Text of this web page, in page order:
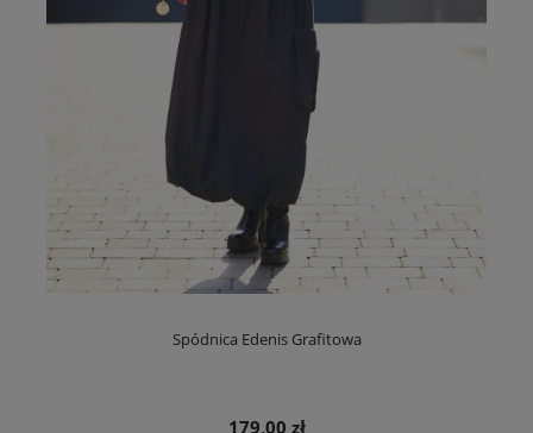
Spódnica Edenis Grafitowa
179,00 zł